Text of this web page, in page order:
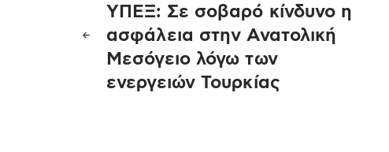
άρθρων
ΥΠΕΞ: Σε σοβαρό κίνδυνο η
ασφάλεια στην Ανατολική
Μεσόγειο λόγω των
ενεργειών Τουρκίας